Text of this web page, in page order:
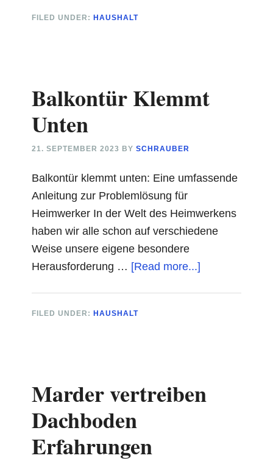
DIY-
welches
wählen
FILED UNDER: HAUSHALT
Balkontür Klemmt
Unten
21. SEPTEMBER 2023 BYSCHRAUBER
Balkontür klemmt unten: Eine umfassende
Anleitung zur Problemlösung für
Heimwerker In der Welt des Heimwerkens
haben wir alle schon auf verschiedene
Weise unsere eigene besondere
Herausforderung … [Read more...]
FILED UNDER: HAUSHALT
Marder vertreiben
Dachboden
Erfahrungen